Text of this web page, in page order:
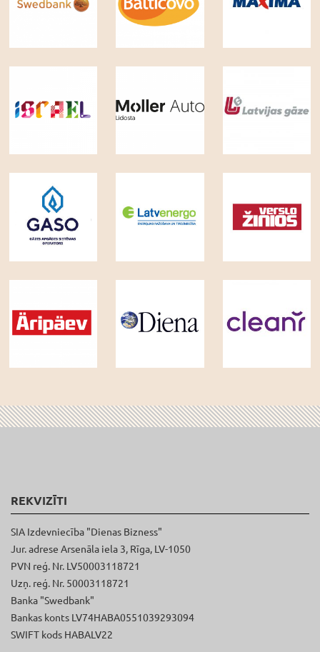
REKVIZĪTI
SIA Izdevniecība "Dienas Bizness"
Jur. adrese Arsenāla iela 3, Rīga, LV-1050
PVN reģ. Nr. LV50003118721
Uzņ. reģ. Nr. 50003118721
Banka "Swedbank"
Bankas konts LV74HABA0551039293094
SWIFT kods HABALV22